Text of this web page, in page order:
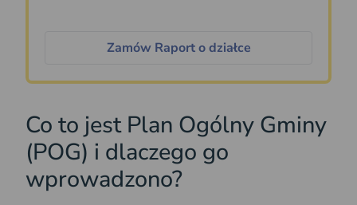
Zamów Raport o działce
Co to jest Plan Ogólny Gminy
(POG) i dlaczego go
wprowadzono?